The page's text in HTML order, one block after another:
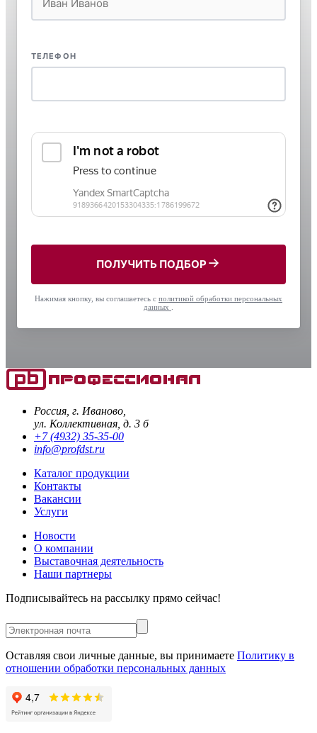
ТЕЛЕФОН
ПОЛУЧИТЬ ПОДБОР
Нажимая кнопку, вы соглашаетесь с политикой обработки персональных
данных
Россия, г. Иваново,
ул. Коллективная, д. 3 б
+7 (4932) 35-35-00
info@profdst.ru
Каталог продукции
Контакты
Вакансии
Услуги
Новости
О компании
Выставочная деятельность
Наши партнеры
Подписывайтесь на рассылку прямо сейчас!
Оставляя свои личные данные, вы принимаете Политику в
отношении обработки персональных данных